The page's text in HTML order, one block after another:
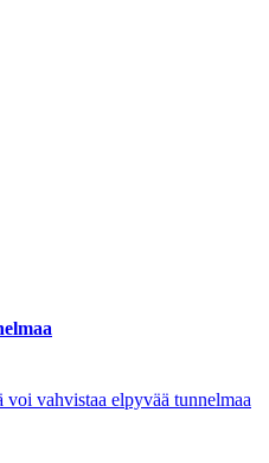
vahvistaa elpyvää tunnelmaa